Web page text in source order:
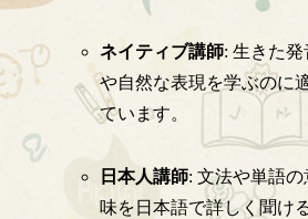
ネイティブ講師: 生きた発
や自然な表現を学ぶのに
ています。
日本人講師: 文法や単語の
味を日本語で詳しく聞け